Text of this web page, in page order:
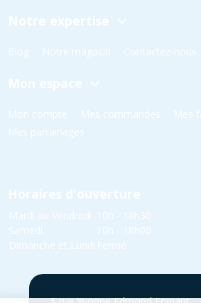
Notre expertise
Blog Notre magasin Contactez-nous
Mon espace
Mon compte Mes commandes Mes
Mes parrainages
Horaires d'ouverture
Mardi au Vendredi
10h - 18h30
Samedi
10h - 18h00
Dimanche et Lundi Fermé